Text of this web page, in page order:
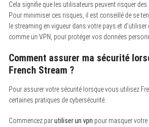
Cela signifie que les utilisateurs peuvent risquer
Pour minimiser ces risques, il est conseillé de se
le streaming en vigueur dans votre pays et
comme un VPN, pour protéger vos données
Comment assurer ma sécurité
French Stream ?
Pour assurer votre sécurité lorsque vous utilisez
certaines pratiques de cybersécurité.
Commencez parutiliser un vpn pour masquer